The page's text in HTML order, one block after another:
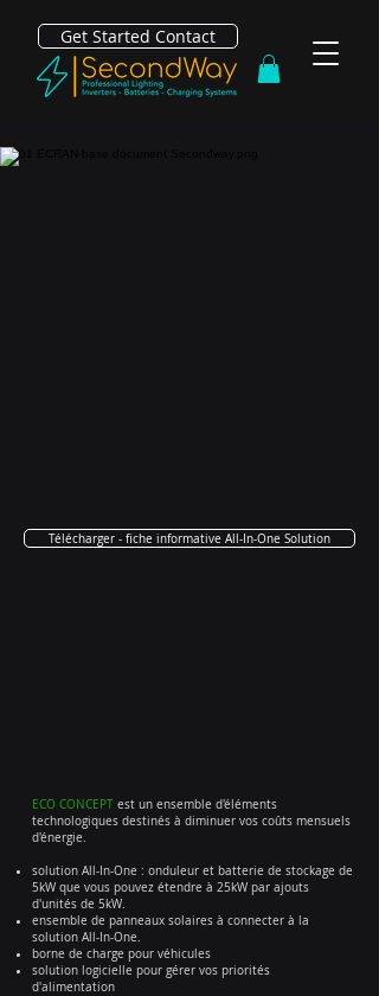
Get Started Contact
Télécharger - fiche informative All-In-One Solution
ECO CONCEPT est un ensemble d'éléments
technologiques destinés à diminuer vos coûts mensuels
d'énergie.
solution All-In-One : onduleur et batterie de stockage de
5kW que vous pouvez étendre à 25kW par ajouts
d'unités de 5kW.
ensemble de panneaux solaires à connecter à la
solution All-In-One.
borne de charge pour véhicules
solution logicielle pour gérer vos priorités
d'alimentation